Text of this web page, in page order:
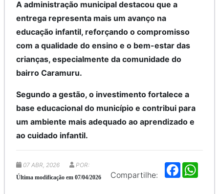
A administração municipal destacou que a
entrega representa mais um avanço na
educação infantil, reforçando o compromisso
com a qualidade do ensino e o bem-estar das
crianças, especialmente da comunidade do
bairro Caramuru.
Segundo a gestão, o investimento fortalece a
base educacional do município e contribui para
um ambiente mais adequado ao aprendizado e
ao cuidado infantil.
Compartilhe:
F
a
07 ABR, 2026 POR:
Última modificação em 07/04/2026